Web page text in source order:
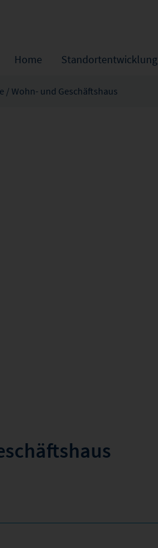
Home Standortentwicklung
/ Wohn- und Geschäftshaus